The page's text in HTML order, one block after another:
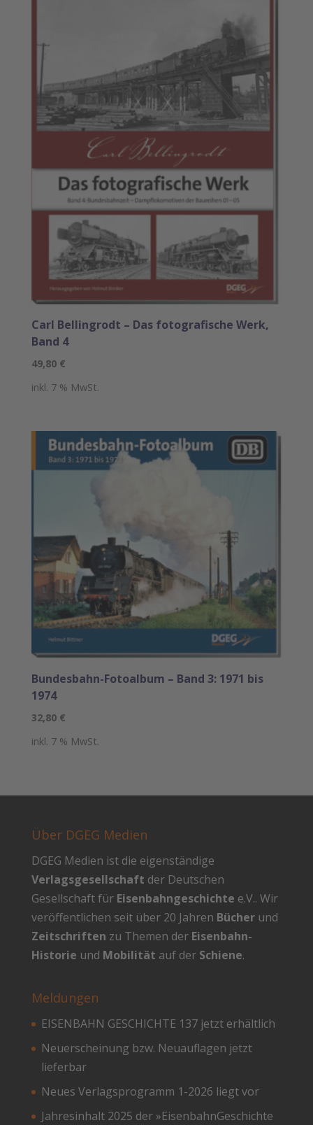
Carl Bellingrodt – Das fotografische Werk,
Band 4
49,80 €
inkl. 7 % MwSt.
Bundesbahn-Fotoalbum – Band 3: 1971 bis
1974
32,80 €
inkl. 7 % MwSt.
Über DGEG Medien
DGEG Medien ist die eigenständige
Verlagsgesellschaft der Deutschen
Gesellschaft für Eisenbahngeschichte e.V.. Wir
veröffentlichen seit über 20 Jahren Bücherund
Zeitschriften zu Themen der Eisenbahn-
Historie und Mobilität auf der Schiene.
Meldungen
EISENBAHN GESCHICHTE 137 jetzt erhältlich
Neuerscheinung bzw. Neuauflagen jetzt
lieferbar
Neues Verlagsprogramm 1-2026 liegt vor
Jahresinhalt 2025 der »EisenbahnGeschichte